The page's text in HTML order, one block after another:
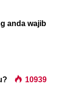
anda wajib
10939